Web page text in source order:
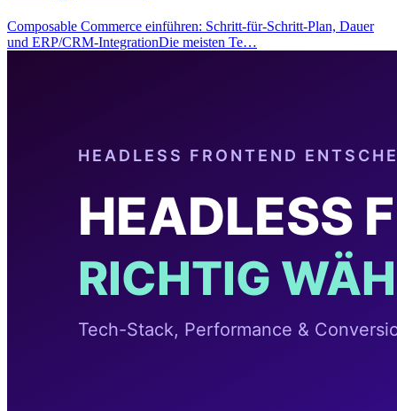
Composable Commerce einführen: Schritt-für-Schritt-Plan, Dauer
und ERP/CRM-IntegrationDie meisten Te…